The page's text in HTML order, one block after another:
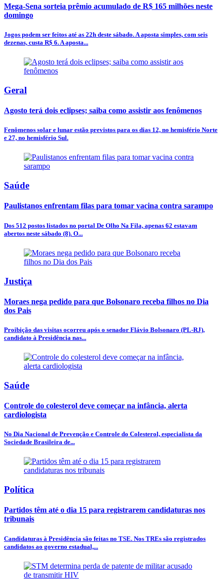
Mega-Sena sorteia prêmio acumulado de R$ 165 milhões neste
domingo
Jogos podem ser feitos até as 22h deste sábado. A aposta simples, com seis
dezenas, custa R$ 6. A aposta...
Geral
Agosto terá dois eclipses; saiba como assistir aos fenômenos
Fenômenos solar e lunar estão previstos para os dias 12, no hemisfério Norte
e 27, no hemisfério Sul.
Saúde
Paulistanos enfrentam filas para tomar vacina contra sarampo
Dos 512 postos listados no portal De Olho Na Fila, apenas 62 estavam
abertos neste sábado (8). O...
Justiça
Moraes nega pedido para que Bolsonaro receba filhos no Dia
dos Pais
Proibição das visitas ocorreu após o senador Flávio Bolsonaro (PL-RJ),
candidato à Presidência nas...
Saúde
Controle do colesterol deve começar na infância, alerta
cardiologista
No Dia Nacional de Prevenção e Controle do Colesterol, especialista da
Sociedade Brasileira de...
Política
Partidos têm até o dia 15 para registrarem candidaturas nos
tribunais
Candidaturas à Presidência são feitas no TSE. Nos TREs são registrados
candidatos ao governo estadual,...